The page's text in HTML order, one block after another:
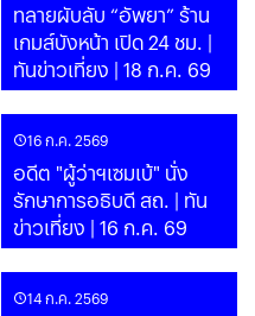
ทลายผับลับ “อัพยา” ร้าน
เกมส์บังหน้า เปิด 24 ชม. |
ทันข่าวเที่ยง | 18 ก.ค. 69
16 ก.ค. 2569
อดีต "ผู้ว่าฯเซมเบ้" นั่ง
รักษาการอธิบดี สถ. | ทัน
ข่าวเที่ยง | 16 ก.ค. 69
14 ก.ค. 2569